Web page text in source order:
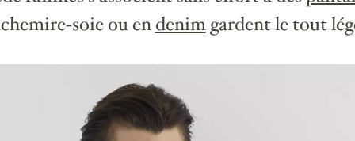
soie ou endenimgardent le tout